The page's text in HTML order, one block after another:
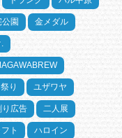
園 金メダル
り ユザワヤ
り広告 二人展
ト ハロイン